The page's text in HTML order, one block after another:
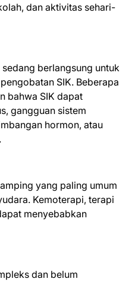
dan aktivitas sehari-
berlangsung untuk
SIK. Beberapa
bahwa SIK dapat
gangguan sistem
hormon, atau
yang paling umum
Kemoterapi, terapi
menyebabkan
dan belum